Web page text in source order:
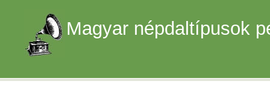
Magyar népdaltípusok